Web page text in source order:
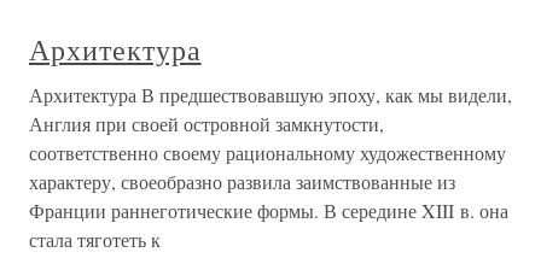
Архитектура
Архитектура В предшествовавшую эпоху, как мы видели,
Англия при своей островной замкнутости,
соответственно своему рациональному художественному
характеру, своеобразно развила заимствованные из
Франции раннеготические формы. В середине XIII в. она
стала тяготеть к